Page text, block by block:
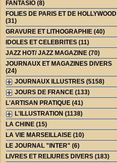
FANTASIO (8)
FOLIES DE PARIS ET DE HOLLYWOOD
(31)
GRAVURE ET LITHOGRAPHIE (40)
IDOLES ET CELEBRITES (11)
JAZZ HOT/ JAZZ MAGAZINE (70)
JOURNAUX ET MAGAZINES DIVERS
(24)
JOURNAUX ILLUSTRES (5158)
JOURS DE FRANCE (133)
L'ARTISAN PRATIQUE (41)
L'ILLUSTRATION (1138)
LA CHINE (15)
LA VIE MARSEILLAISE (10)
LE JOURNAL "INTER" (6)
LIVRES ET RELIURES DIVERS (183)